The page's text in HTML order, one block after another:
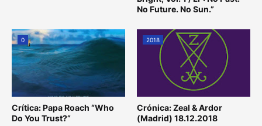
No Future. No Sun.”
0
Crítica: Papa Roach “Who
Do You Trust?”
2018
Crónica: Zeal & Ardor
(Madrid) 18.12.2018